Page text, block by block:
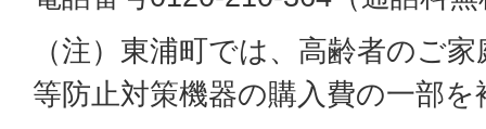
（注）東浦町では、高齢者のご
等防止対策機器の購入費の一部